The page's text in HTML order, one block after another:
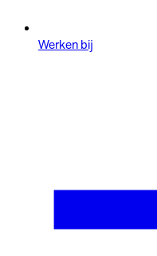
Werken bij